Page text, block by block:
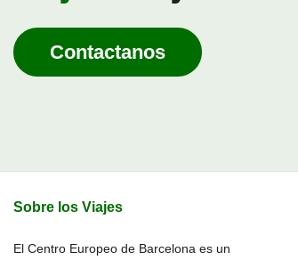
Contactanos
Sobre los Viajes
El Centro Europeo de Barcelona es un